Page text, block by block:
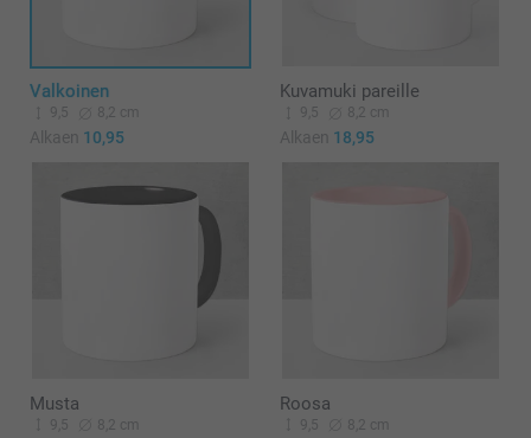
Valkoinen
9,5 8,2 cm
Alkaen 10,95
Kuvamuki pareille
9,5 8,2 cm
Alkaen 18,95
Musta
9,5 8,2 cm
Roosa
9,5 8,2 cm